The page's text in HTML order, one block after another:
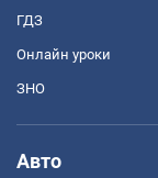
ГДЗ
Онлайн уроки
ЗНО
Авто